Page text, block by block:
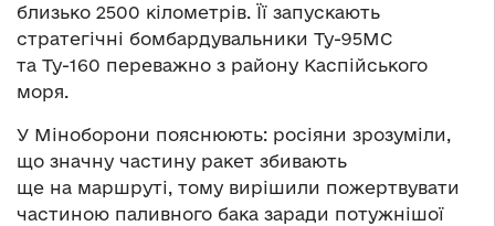
близько 2500 кілометрів. Її запускають
стратегічні бомбардувальники Ту-95МС
та Ту-160 переважно з району Каспійського
моря.
У Міноборони пояснюють: росіяни зрозуміли,
що значну частину ракет збивають
ще на маршруті, тому вирішили пожертвувати
частиною паливного бака заради потужнішої